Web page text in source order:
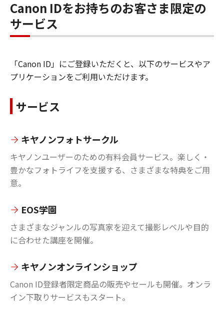
Canon IDをお持ちのお客さま限定の
サービス
「Canon ID」にご登録いただくと、以下のサービスやア
プリケーションをご利用いただけます。
サービス
キヤノンフォトサークル
キヤノンユーザーのための有料会員サービス。楽しく・
豊かなフォトライフを支援する、さまざまな特典をご用
意。
EOS学園
さまざまなジャンルの写真家を迎えて撮影レベルや目的
に合わせた講座を開催。
キヤノンオンラインショップ
Canon ID登録者限定商品の販売やセールも開催。オンラ
イン下取りサービスもスタート。